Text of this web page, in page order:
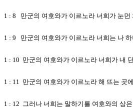
1 : 8 만군의 여호와가 이르노라 너희가 눈먼
1 : 9 만군의 여호와가 이르노라 너희는 나
1 : 10 만군의 여호와가 이르노라 너희가 내
1 : 11 만군의 여호와가 이르노라 해 뜨는 곳
1 : 12 그러나 너희는 말하기를 여호와의 상